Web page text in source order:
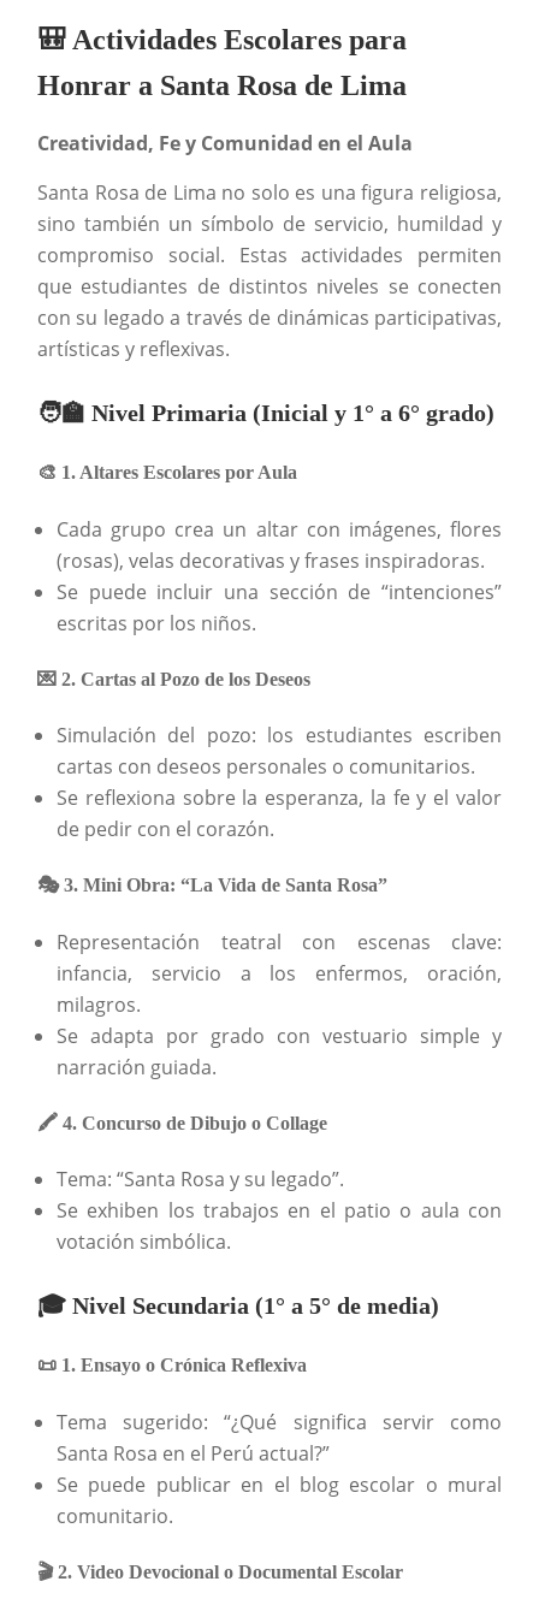
🎒 Actividades Escolares para
Honrar a Santa Rosa de Lima
Creatividad, Fe y Comunidad en el Aula
Santa Rosa de Lima no solo es una figura religiosa,
sino también un símbolo de servicio, humildad y
compromiso social. Estas actividades permiten
que estudiantes de distintos niveles se conecten
con su legado a través de dinámicas participativas,
artísticas y reflexivas.
🧑‍🏫 Nivel Primaria (Inicial y 1° a 6° grado)
🎨 1. Altares Escolares por Aula
Cada grupo crea un altar con imágenes, flores
(rosas), velas decorativas y frases inspiradoras.
Se puede incluir una sección de “intenciones”
escritas por los niños.
💌 2. Cartas al Pozo de los Deseos
Simulación del pozo: los estudiantes escriben
cartas con deseos personales o comunitarios.
Se reflexiona sobre la esperanza, la fe y el valor
de pedir con el corazón.
🎭 3. Mini Obra: “La Vida de Santa Rosa”
Representación teatral con escenas clave:
infancia, servicio a los enfermos, oración,
milagros.
Se adapta por grado con vestuario simple y
narración guiada.
🖍️ 4. Concurso de Dibujo o Collage
Tema: “Santa Rosa y su legado”.
Se exhiben los trabajos en el patio o aula con
votación simbólica.
🎓 Nivel Secundaria (1° a 5° de media)
📜 1. Ensayo o Crónica Reflexiva
Tema sugerido: “¿Qué significa servir como
Santa Rosa en el Perú actual?”
Se puede publicar en el blog escolar o mural
comunitario.
🎬 2. Video Devocional o Documental Escolar